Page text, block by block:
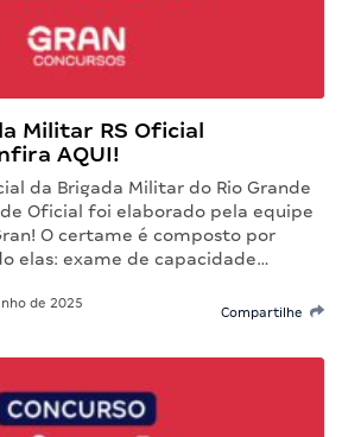
Militar RS Oficial
AQUI!
da Brigada Militar do Rio Grande
Oficial foi elaborado pela equipe
O certame é composto por
elas: exame de capacidade…
de 2025
Compartilhe